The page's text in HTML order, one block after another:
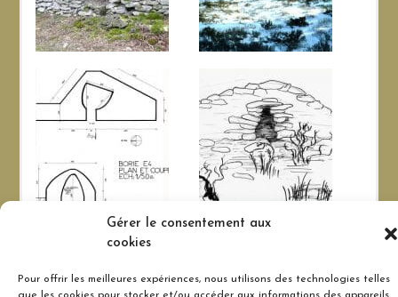
Gérer le consentement aux
cookies
Pour offrir les meilleures expériences, nous utilisons des technologies telles
Inventaire réalisé en 1987
Guérite, petit abri encastré dans un mur (Type 1).